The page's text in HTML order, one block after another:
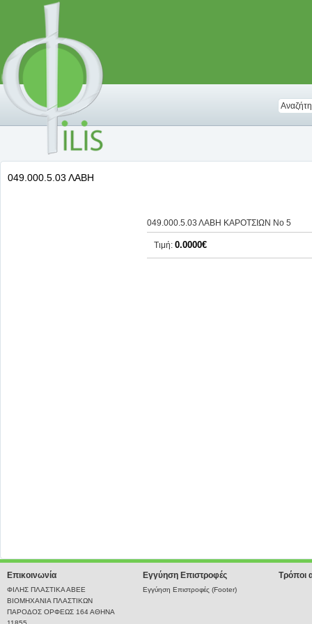
049.000.5.03 ΛΑΒΗ
049.000.5.03 ΛΑΒΗ ΚΑΡΟΤΣΙΩΝ Νο 5
Τιμή: 0.0000€
Επικοινωνία
ΦΙΛΗΣ ΠΛΑΣΤΙΚΑ ΑΒΕΕ
ΒΙΟΜΗΧΑΝΙΑ ΠΛΑΣΤΙΚΩΝ
ΠΑΡΟΔΟΣ ΟΡΦΕΩΣ 164 ΑΘΗΝΑ
Εγγύηση Επιστροφές
Εγγύηση Επιστροφές (Footer)
Τρόποι